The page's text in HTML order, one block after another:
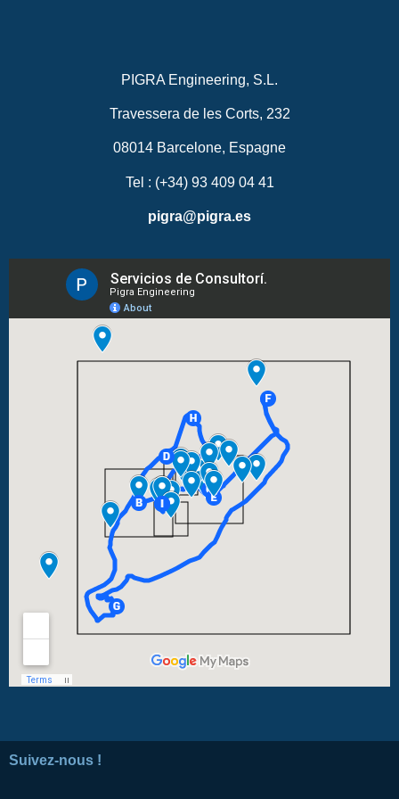
PIGRA Engineering, S.L.
Travessera de les Corts, 232
08014 Barcelone, Espagne
Tel : (+34) 93 409 04 41
pigra@pigra.es
Suivez-nous !